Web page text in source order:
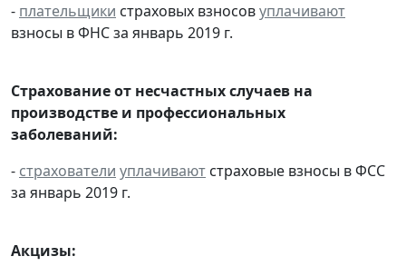
- плательщики страховых взносовуплачивают
взносы в ФНС за январь 2019 г.
Страхование от несчастных случаев на
производстве и профессиональных
заболеваний:
- страхователи уплачивают страховые взносы в ФСС
за январь 2019 г.
Акцизы: